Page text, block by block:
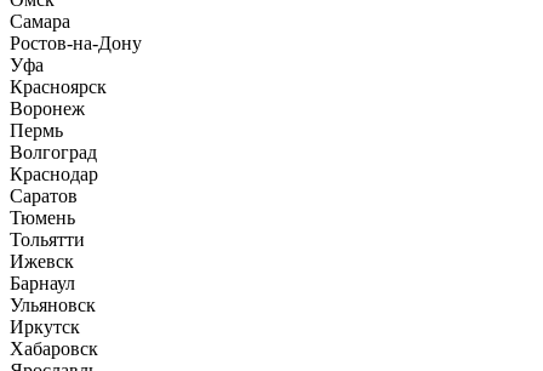
Самара
Ростов-на-Дону
Уфа
Красноярск
Воронеж
Пермь
Волгоград
Краснодар
Саратов
Тюмень
Тольятти
Ижевск
Барнаул
Ульяновск
Иркутск
Хабаровск